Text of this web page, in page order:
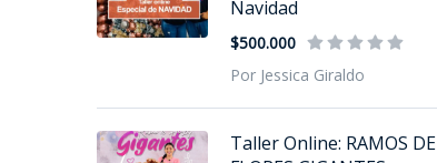
Navidad
$500.000
Por Jessica Giraldo
Taller Online: RAMOS DE